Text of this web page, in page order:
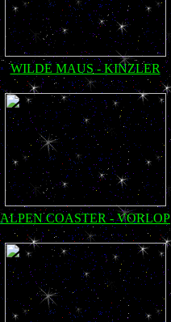
WILDE MAUS - KINZLER
ALPEN COASTER - VORLOP